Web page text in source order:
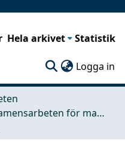
Hela arkivet Statistik
Logga in
Examensarbeten för masterexamen